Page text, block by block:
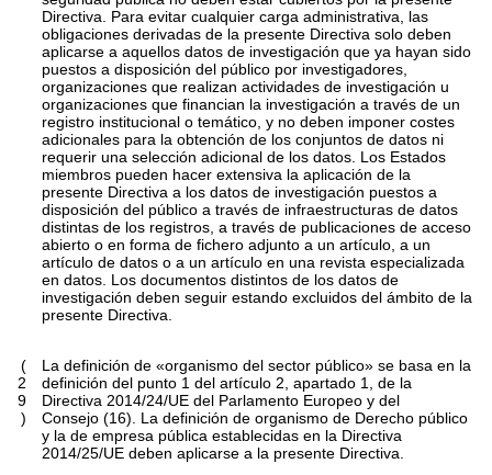
Directiva. Para evitar cualquier carga administrativa, las
obligaciones derivadas de la presente Directiva solo deben
aplicarse a aquellos datos de investigación que ya hayan sido
puestos a disposición del público por investigadores,
organizaciones que realizan actividades de investigación u
organizaciones que financian la investigación a través de un
registro institucional o temático, y no deben imponer costes
adicionales para la obtención de los conjuntos de datos ni
requerir una selección adicional de los datos. Los Estados
miembros pueden hacer extensiva la aplicación de la
presente Directiva a los datos de investigación puestos a
disposición del público a través de infraestructuras de datos
distintas de los registros, a través de publicaciones de acceso
abierto o en forma de fichero adjunto a un artículo, a un
artículo de datos o a un artículo en una revista especializada
en datos. Los documentos distintos de los datos de
investigación deben seguir estando excluidos del ámbito de la
presente Directiva.
(
2
9
)
La definición de «organismo del sector público» se basa en la
definición del punto 1 del artículo 2, apartado 1, de la
Directiva 2014/24/UE del Parlamento Europeo y del
Consejo (16). La definición de organismo de Derecho público
y la de empresa pública establecidas en la Directiva
2014/25/UE deben aplicarse a la presente Directiva.